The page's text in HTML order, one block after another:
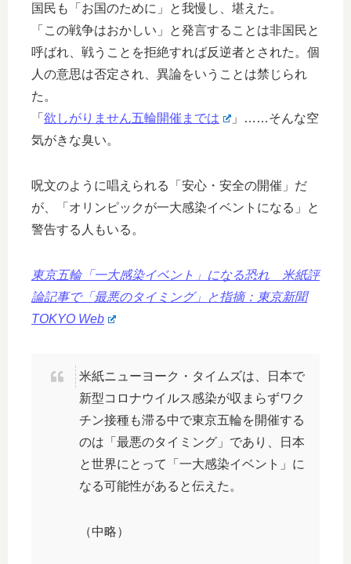
国民も「お国のために」と我慢し、堪えた。
「この戦争はおかしい」と発言することは非国民と
呼ばれ、戦うことを拒絶すれば反逆者とされた。個
人の意思は否定され、異論をいうことは禁じられ
た。
「 欲しがりません五輪開催までは
」……そんな空
気がきな臭い。
呪文のように唱えられる「安心・安全の開催」だ
が、「オリンピックが一大感染イベントになる」と
警告する人もいる。
東京五輪「一大感染イベント」になる恐れ 米紙評
論記事で「最悪のタイミング」と指摘：東京新聞
TOKYO Web
米紙ニューヨーク・タイムズは、日本で
新型コロナウイルス感染が収まらずワク
チン接種も滞る中で東京五輪を開催する
のは「最悪のタイミング」であり、日本
と世界にとって「一大感染イベント」に
なる可能性があると伝えた。
（中略）